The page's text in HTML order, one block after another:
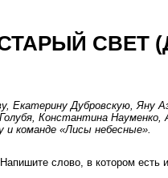
СВЕТ
Дубровскую, Яну
Константина
и команде «Лисы небесные».
слово, в котором